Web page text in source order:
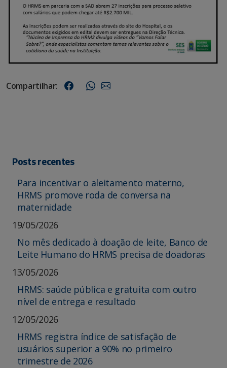
Compartilhar:
Posts recentes
Para incentivar o aleitamento materno,
HRMS promove roda de conversa na
maternidade
19/05/2026
No mês dedicado à doação de leite, Banco de
Leite Humano do HRMS precisa de doadoras
13/05/2026
HRMS: saúde pública e gratuita com outro
nível de entrega e resultado
12/05/2026
HRMS registra índice de satisfação de
usuários superior a 90% no primeiro
trimestre de 2026